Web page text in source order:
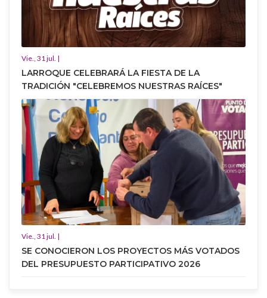
Vie., 31 jul. |
LARROQUE CELEBRARÁ LA FIESTA DE LA
TRADICIÓN "CELEBREMOS NUESTRAS RAÍCES"
Vie., 31 jul. |
SE CONOCIERON LOS PROYECTOS MÁS VOTADOS
DEL PRESUPUESTO PARTICIPATIVO 2026